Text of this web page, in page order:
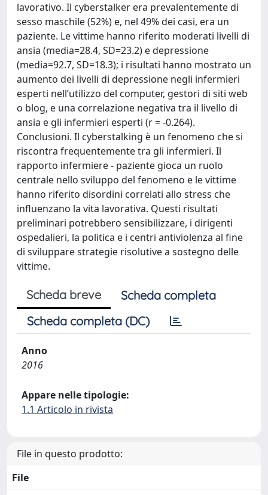
lavorativo. Il cyberstalker era prevalentemente di
sesso maschile (52%) e, nel 49% dei casi, era un
paziente. Le vittime hanno riferito moderati livelli di
ansia (media=28.4, SD=23.2) e depressione
(media=92.7, SD=18.3); i risultati hanno mostrato un
aumento dei livelli di depressione negli infermieri
esperti nell’utilizzo del computer, gestori di siti web
o blog, e una correlazione negativa tra il livello di
ansia e gli infermieri esperti (r = -0.264).
Conclusioni. Il cyberstalking è un fenomeno che si
riscontra frequentemente tra gli infermieri. Il
rapporto infermiere - paziente gioca un ruolo
centrale nello sviluppo del fenomeno e le vittime
hanno riferito disordini correlati allo stress che
influenzano la vita lavorativa. Questi risultati
preliminari potrebbero sensibilizzare, i dirigenti
ospedalieri, la politica e i centri antiviolenza al fine
di sviluppare strategie risolutive a sostegno delle
vittime.
Scheda breve
Scheda completa
Scheda completa (DC)
Anno
2016
Appare nelle tipologie:
1.1 Articolo in rivista
File in questo prodotto:
File